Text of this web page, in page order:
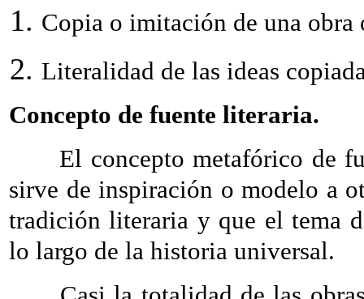
Copia o imitación de una
Literalidad de las ideas
Concepto de fuente literaria.
El concepto metafórico de
sirve de inspiración o modelo a
tradición literaria y que el tema
lo largo de la historia universal.